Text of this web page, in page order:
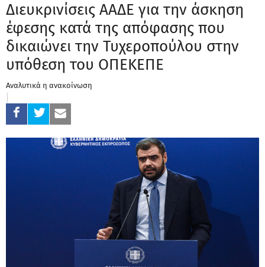
Διευκρινίσεις ΑΑΔΕ για την άσκηση
έφεσης κατά της απόφασης που
δικαιώνει την Τυχεροπούλου στην
υπόθεση του ΟΠΕΚΕΠΕ
Aναλυτικά η ανακοίνωση